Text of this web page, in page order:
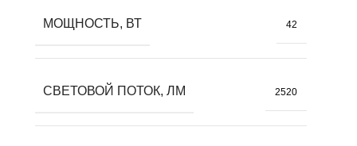
МОЩНОСТЬ, ВТ 42
СВЕТОВОЙ ПОТОК, ЛМ 2520